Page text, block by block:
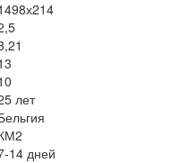
лет
14 дней